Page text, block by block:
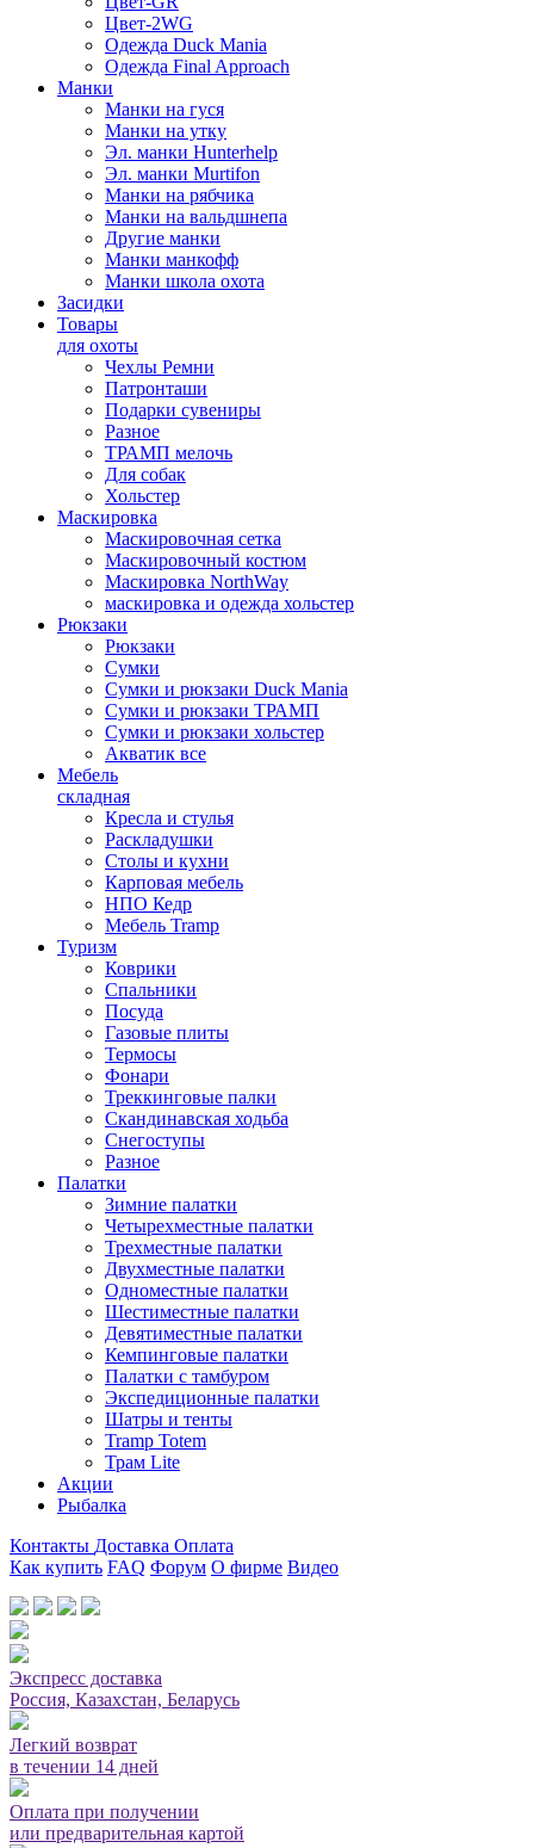
Цвет-2WG
Одежда Duck Mania
Одежда Final Approach
Манки
Манки на гуся
Манки на утку
Эл. манки Hunterhelp
Эл. манки Murtifon
Манки на рябчика
Манки на вальдшнепа
Другие манки
Манки манкофф
Манки школа охота
Засидки
Товары
для охоты
Чехлы Ремни
Патронташи
Подарки сувениры
Разное
ТРАМП мелочь
Для собак
Хольстер
Маскировка
Маскировочная сетка
Маскировочный костюм
Маскировка NorthWay
маскировка и одежда хольстер
Рюкзаки
Рюкзаки
Сумки
Сумки и рюкзаки Duck Mania
Сумки и рюкзаки ТРАМП
Сумки и рюкзаки хольстер
Акватик все
Мебель
складная
Кресла и стулья
Раскладушки
Столы и кухни
Карповая мебель
НПО Кедр
Мебель Tramp
Туризм
Коврики
Спальники
Посуда
Газовые плиты
Термосы
Фонари
Треккинговые палки
Скандинавская ходьба
Снегоступы
Разное
Палатки
Зимние палатки
Четырехместные палатки
Трехместные палатки
Двухместные палатки
Одноместные палатки
Шестиместные палатки
Девятиместные палатки
Кемпинговые палатки
Палатки с тамбуром
Экспедиционные палатки
Шатры и тенты
Tramp Totem
Трам Lite
Акции
Рыбалка
Контакты Доставка Оплата
Как купить FAQ Форум О фирме Видео
Экспресс доставка
Россия, Казахстан, Беларусь
Легкий возврат
в течении 14 дней
Оплата при получении
или предварительная картой